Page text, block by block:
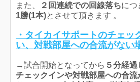
また、 ２回連続での回線落ちにつ
1勝(1本)とさせて頂きます 。
・タイカイサポートのチェッ
い、対戦部屋への合流がない
→試合開始となってから ５分経
チェックインや対戦部屋への合